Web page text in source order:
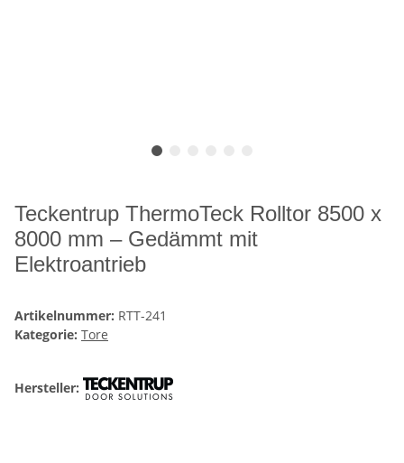
Teckentrup ThermoTeck Rolltor 8500 x
8000 mm – Gedämmt mit
Elektroantrieb
Artikelnummer: RTT-241
Kategorie: Tore
Hersteller: